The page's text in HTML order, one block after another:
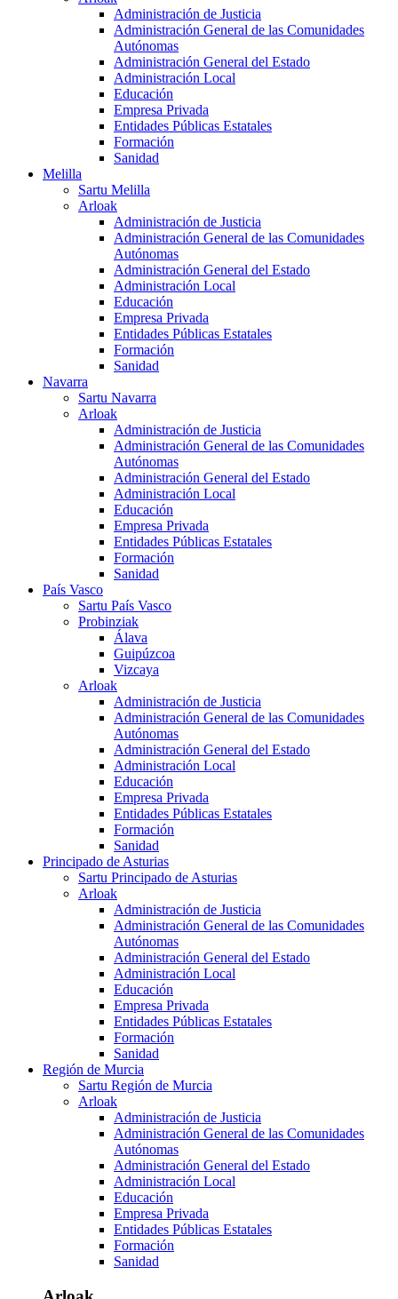
Administración de Justicia
Administración General de las Comunidades
Autónomas
Administración General del Estado
Administración Local
Educación
Empresa Privada
Entidades Públicas Estatales
Formación
Sanidad
Melilla
Sartu Melilla
Arloak
Administración de Justicia
Administración General de las Comunidades
Autónomas
Administración General del Estado
Administración Local
Educación
Empresa Privada
Entidades Públicas Estatales
Formación
Sanidad
Navarra
Sartu Navarra
Arloak
Administración de Justicia
Administración General de las Comunidades
Autónomas
Administración General del Estado
Administración Local
Educación
Empresa Privada
Entidades Públicas Estatales
Formación
Sanidad
País Vasco
Sartu País Vasco
Probinziak
Álava
Guipúzcoa
Vizcaya
Arloak
Administración de Justicia
Administración General de las Comunidades
Autónomas
Administración General del Estado
Administración Local
Educación
Empresa Privada
Entidades Públicas Estatales
Formación
Sanidad
Principado de Asturias
Sartu Principado de Asturias
Arloak
Administración de Justicia
Administración General de las Comunidades
Autónomas
Administración General del Estado
Administración Local
Educación
Empresa Privada
Entidades Públicas Estatales
Formación
Sanidad
Región de Murcia
Sartu Región de Murcia
Arloak
Administración de Justicia
Administración General de las Comunidades
Autónomas
Administración General del Estado
Administración Local
Educación
Empresa Privada
Entidades Públicas Estatales
Formación
Sanidad